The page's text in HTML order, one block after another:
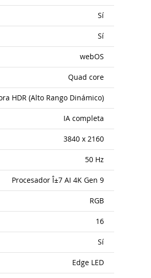
Sí
Sí
webOS
Quad core
HDR (Alto Rango Dinámico)
IA completa
3840 x 2160
50 Hz
Procesador Î±7 AI 4K Gen 9
RGB
16
Sí
Edge LED